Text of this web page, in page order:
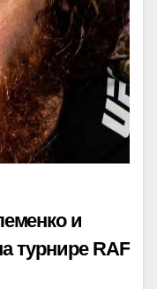
и
турнире RAF